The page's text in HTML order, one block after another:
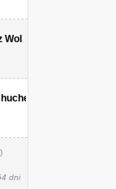
Tom 3.
Jeżycjada.
dni